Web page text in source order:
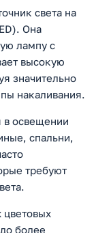
света на
Она
лампу с
высокую
значительно
накаливания.
в освещении
спальни,
требуют
цветовых
более